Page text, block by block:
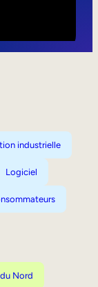
industrielle
Logiciel
Nord